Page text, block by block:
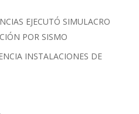
EJECUTÓ SIMULACRO
POR SISMO
INSTALACIONES DE